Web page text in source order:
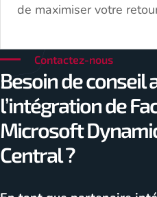
de maximiser votre
Contactez-nous
Besoin de conseil
l’intégration de
Microsoft
Central ?